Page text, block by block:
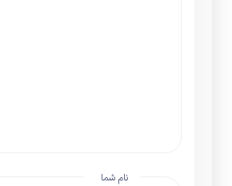
نام شما